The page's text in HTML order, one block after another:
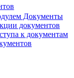
Документы
документов
к документам